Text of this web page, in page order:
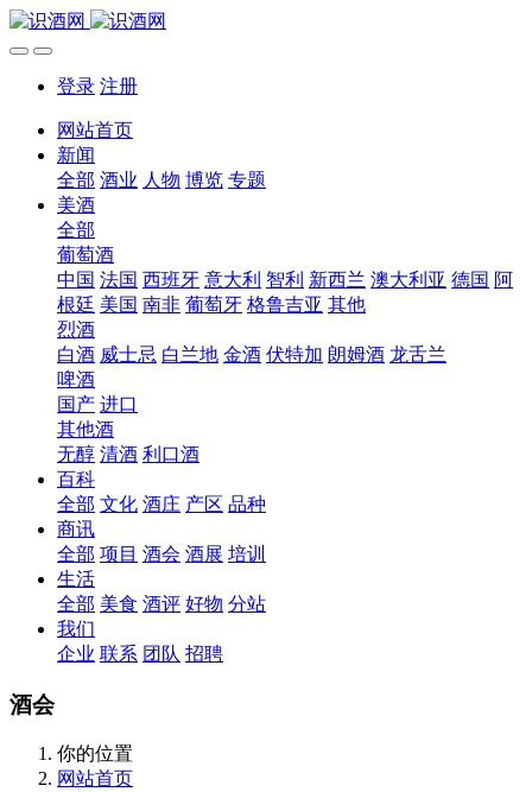
登录 注册
网站首页
新闻
全部 酒业 人物 博览 专题
美酒
全部
葡萄酒
中国 法国 西班牙 意大利 智利 新西兰 澳大利亚 德国 阿
根廷 美国 南非 葡萄牙 格鲁吉亚 其他
烈酒
白酒 威士忌 白兰地 金酒 伏特加 朗姆酒 龙舌兰
啤酒
国产 进口
其他酒
无醇 清酒 利口酒
百科
全部 文化 酒庄 产区 品种
商讯
全部 项目 酒会 酒展 培训
生活
全部 美食 酒评 好物 分站
我们
企业 联系 团队 招聘
酒会
你的位置
网站首页